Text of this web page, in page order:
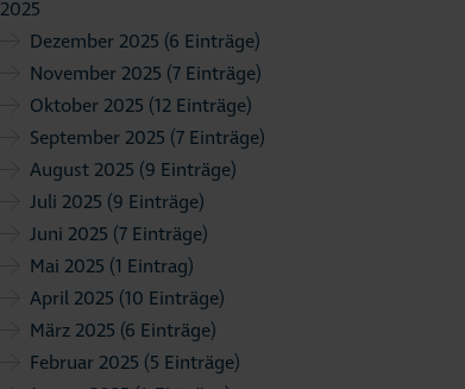
2025
Dezember 2025 (6 Einträge)
November 2025 (7 Einträge)
Oktober 2025 (12 Einträge)
September 2025 (7 Einträge)
August 2025 (9 Einträge)
Juli 2025 (9 Einträge)
Juni 2025 (7 Einträge)
Mai 2025 (1 Eintrag)
April 2025 (10 Einträge)
März 2025 (6 Einträge)
Februar 2025 (5 Einträge)